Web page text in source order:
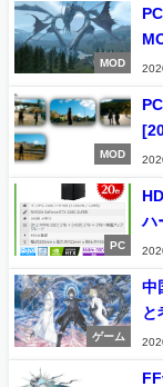
MOD
MOD
PC
ハ
ゲーム
中
と